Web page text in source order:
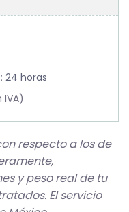
24 horas
respecto a los de
y peso real de tu
El servicio